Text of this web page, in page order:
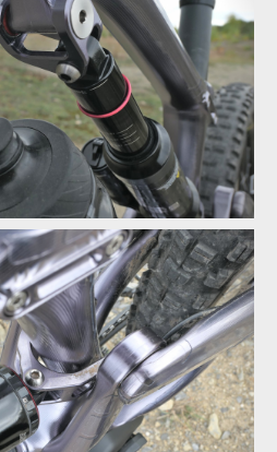
téměř neotáčí, tak přesto je
téměř neotáčí, tak přesto je